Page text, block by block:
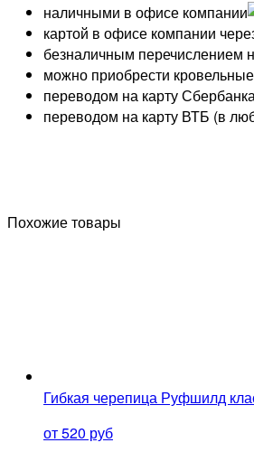
наличными в офисе компании
картой в офисе компании
безналичным перечислением
можно приобрести
переводом на карту
переводом на карту ВТБ (в
Похожие товары
Гибкая черепица Руфшилд
от 520 руб